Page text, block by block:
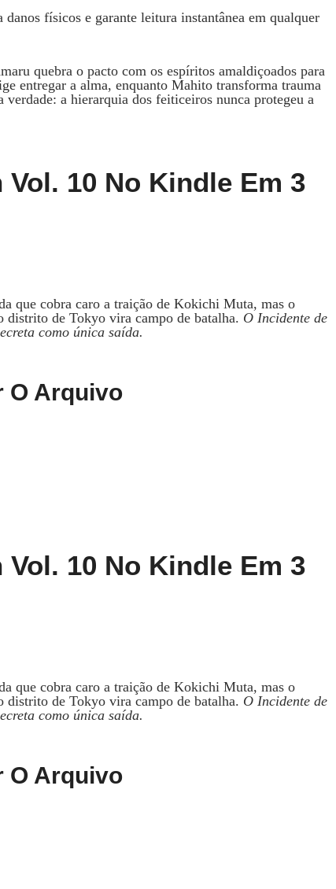
físicos e garante leitura instantânea em qualquer
quebra o pacto com os espíritos amaldiçoados para
entregar a alma, enquanto Mahito transforma trauma
a hierarquia dos feiticeiros nunca protegeu a
10 No Kindle Em 3
que cobra caro a traição de Kokichi Muta, mas o
distrito de Tokyo vira campo de batalha. O Incidente de
como única saída.
O Arquivo
10 No Kindle Em 3
que cobra caro a traição de Kokichi Muta, mas o
distrito de Tokyo vira campo de batalha. O Incidente de
como única saída.
O Arquivo